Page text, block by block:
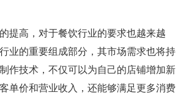
提高，对于餐饮行业的要求也越来越
业的重要组成部分，其市场需求也将持
作技术，不仅可以为自己的店铺增加新
单价和营业收入，还能够满足更多消费